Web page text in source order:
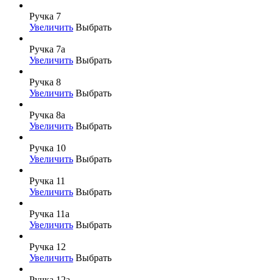
Ручка 7
Увеличить Выбрать
Ручка 7а
Увеличить Выбрать
Ручка 8
Увеличить Выбрать
Ручка 8а
Увеличить Выбрать
Ручка 10
Увеличить Выбрать
Ручка 11
Увеличить Выбрать
Ручка 11а
Увеличить Выбрать
Ручка 12
Увеличить Выбрать